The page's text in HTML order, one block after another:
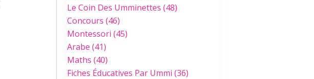
Le Coin Des Umminettes (48)
Concours (46)
Montessori (45)
Arabe (41)
Maths (40)
Fiches Éducatives Par Ummi (36)